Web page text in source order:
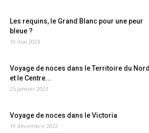
Les requins, le Grand Blanc pour une peur
bleue ?
10 mai 2023
Voyage de noces dans le Territoire du Nord
et le Centre...
25 janvier 2023
Voyage de noces dans le Victoria
19 décembre 2022